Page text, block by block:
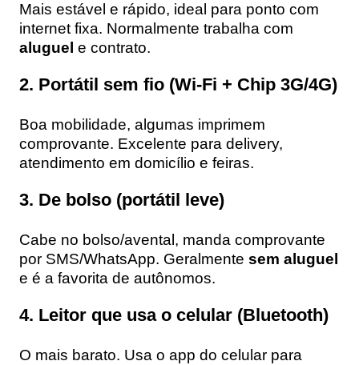
Mais estável e rápido, ideal para ponto com
internet fixa. Normalmente trabalha com
aluguel e contrato.
2. Portátil sem fio (Wi-Fi + Chip 3G/4G)
Boa mobilidade, algumas imprimem
comprovante. Excelente para delivery,
atendimento em domicílio e feiras.
3. De bolso (portátil leve)
Cabe no bolso/avental, manda comprovante
por SMS/WhatsApp. Geralmente sem aluguel
e é a favorita de autônomos.
4. Leitor que usa o celular (Bluetooth)
O mais barato. Usa o app do celular para